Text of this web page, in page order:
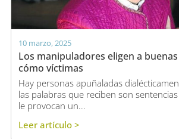
10 marzo, 2025
Los manipuladores eligen a
cómo víctimas
Hay personas apuñaladas
las palabras que reciben son
le provocan un...
Leer artículo >